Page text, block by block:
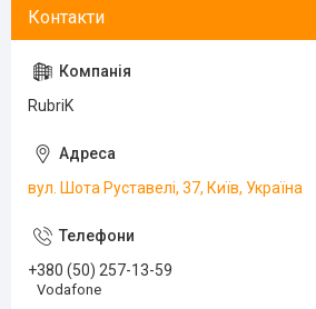
RubriK
вул. Шота Руставелі, 37, Київ, Україна
+380 (50) 257-13-59
Vodafone